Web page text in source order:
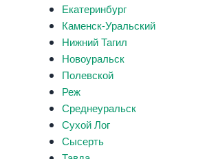
Екатеринбург
Каменск-Уральский
Нижний Тагил
Новоуральск
Полевской
Реж
Среднеуральск
Сухой Лог
Сысерть